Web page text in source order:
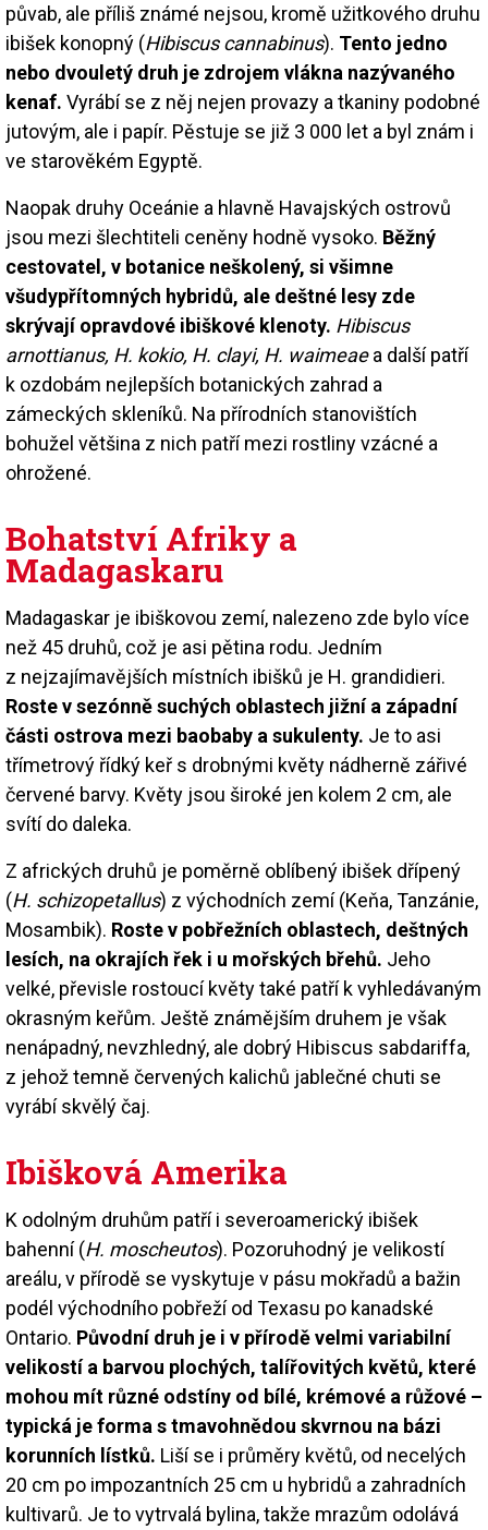
půvab, ale příliš známé nejsou, kromě užitkového druhu
ibišek konopný (Hibiscus cannabinus). Tento jedno
nebo dvouletý druh je zdrojem vlákna nazývaného
kenaf. Vyrábí se z něj nejen provazy a tkaniny podobné
jutovým, ale i papír. Pěstuje se již 3 000 let a byl znám i
ve starověkém Egyptě.
Naopak druhy Oceánie a hlavně Havajských ostrovů
jsou mezi šlechtiteli ceněny hodně vysoko. Běžný
cestovatel, v botanice neškolený, si všimne
všudypřítomných hybridů, ale deštné lesy zde
skrývají opravdové ibiškové klenoty. Hibiscus
arnottianus, H. kokio, H. clayi, H. waimeaea další patří
k ozdobám nejlepších botanických zahrad a
zámeckých skleníků. Na přírodních stanovištích
bohužel většina z nich patří mezi rostliny vzácné a
ohrožené.
Bohatství Afriky a
Madagaskaru
Madagaskar je ibiškovou zemí, nalezeno zde bylo více
než 45 druhů, což je asi pětina rodu. Jedním
z nejzajímavějších místních ibišků je H. grandidieri.
Roste v sezónně suchých oblastech jižní a západní
části ostrova mezi baobaby a sukulenty. Je to asi
třímetrový řídký keř s drobnými květy nádherně zářivé
červené barvy. Květy jsou široké jen kolem 2 cm, ale
svítí do daleka.
Z afrických druhů je poměrně oblíbený ibišek dřípený
(H. schizopetallus) z východních zemí (Keňa, Tanzánie,
Mosambik). Roste v pobřežních oblastech, deštných
lesích, na okrajích řek i u mořských břehů. Jeho
velké, převisle rostoucí květy také patří k vyhledávaným
okrasným keřům. Ještě známějším druhem je však
nenápadný, nevzhledný, ale dobrý Hibiscus sabdariffa,
z jehož temně červených kalichů jablečné chuti se
vyrábí skvělý čaj.
Ibišková Amerika
K odolným druhům patří i severoamerický ibišek
bahenní (H. moscheutos). Pozoruhodný je velikostí
areálu, v přírodě se vyskytuje v pásu mokřadů a bažin
podél východního pobřeží od Texasu po kanadské
Ontario. Původní druh je i v přírodě velmi variabilní
velikostí a barvou plochých, talířovitých květů, které
mohou mít různé odstíny od bílé, krémové a růžové –
typická je forma s tmavohnědou skvrnou na bázi
korunních lístků. Liší se i průměry květů, od necelých
20 cm po impozantních 25 cm u hybridů a zahradních
kultivarů. Je to vytrvalá bylina, takže mrazům odolává